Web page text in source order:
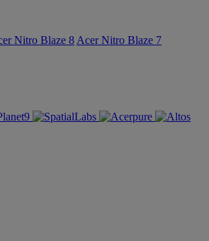
Nitro Blaze 8 Acer Nitro Blaze 7